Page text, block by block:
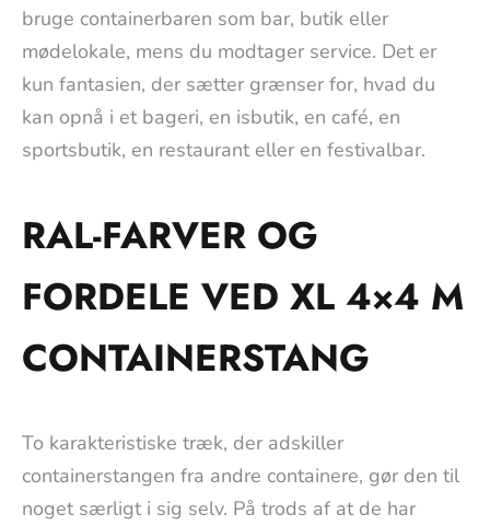
bruge containerbaren som bar, butik eller
mødelokale, mens du modtager service. Det er
kun fantasien, der sætter grænser for, hvad du
kan opnå i et bageri, en isbutik, en café, en
sportsbutik, en restaurant eller en festivalbar.
RAL-FARVER OG
FORDELE VED XL 4×4 M
CONTAINERSTANG
To karakteristiske træk, der adskiller
containerstangen fra andre containere, gør den til
noget særligt i sig selv. På trods af at de har